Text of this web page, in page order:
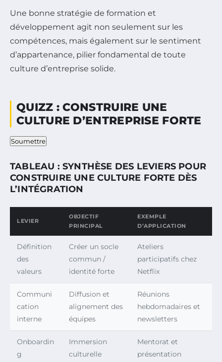
Une bonne stratégie de formation et
développement agit non seulement sur les
compétences, mais également sur le sentiment
d’appartenance, pilier fondamental de toute
culture d’entreprise solide.
QUIZZ : CONSTRUIRE UNE
CULTURE D’ENTREPRISE FORTE
Soumettre
TABLEAU : SYNTHÈSE DES LEVIERS POUR
CONSTRUIRE UNE CULTURE FORTE DÈS
L’INTÉGRATION
LEVIER
OBJECTIF
PRINCIPAL
EXEMPLE
D’APPLICATION
Définition
des
valeurs
Créer un socle
commun /
identité forte
Ateliers
participatifs chez
Netflix
Communi
cation
interne
Diffusion et
alignement des
équipes
Réunions
hebdomadaires et
newsletters
Onboardin
g
Immersion
culturelle
Mentorat et
présentation